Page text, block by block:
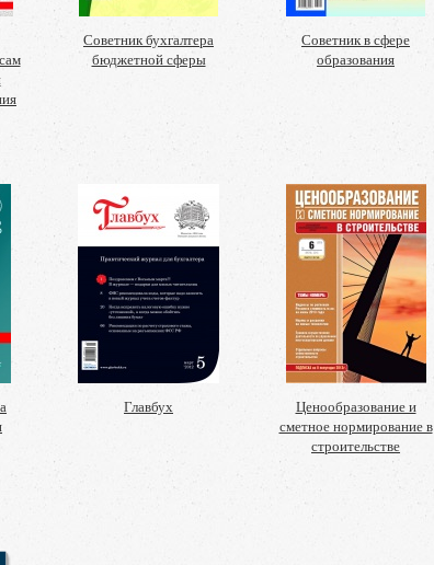
Советник бухгалтера
бюджетной сферы
Советник в сфере
образования
Главбух
Ценообразование и
сметное нормирование в
строительстве